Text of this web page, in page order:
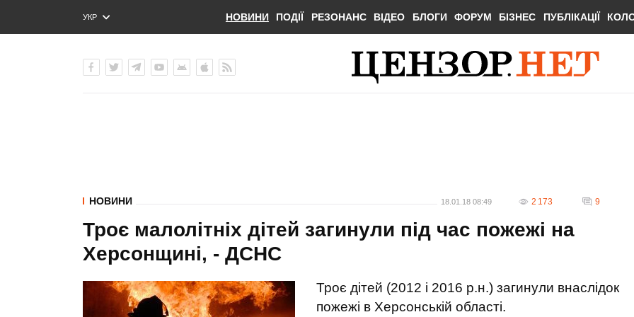
УКР
ENG
НОВИНИ ПОДІЇ РЕЗОНАНС ВІДЕО БЛОГИ ФОРУМ БІЗНЕС ПУБЛІКАЦІЇ
НОВИНИ 18.01.18 08:49 2 173 9
Троє малолітніх дітей загинули під час пожежі на
Херсонщині, - ДСНС
Троє дітей (2012 і 2016 р.н.) загинули внаслідок
пожежі в Херсонській області.